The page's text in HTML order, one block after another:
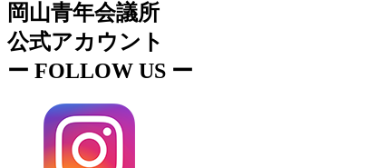
岡山青年会議所
公式アカウント
ー FOLLOW US ー